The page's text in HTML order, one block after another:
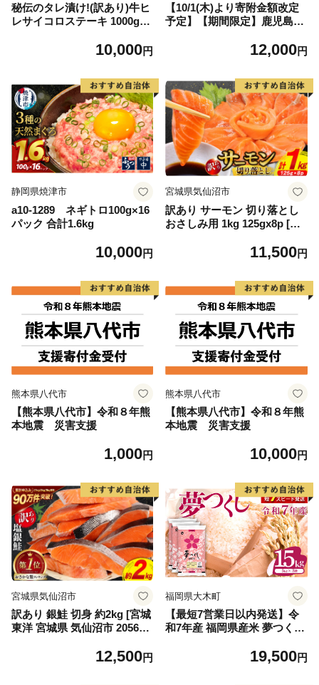
秘伝のタレ漬け!(訳あり)牛ヒ
レサイコロステーキ 1000g
10,000円
【10/1(木)より寄附金額改定
予定】【期間限定】鹿児島県
12,000円
静岡県焼津市
a10-1289 ネギトロ100g×16
パック 合計1.6kg
10,000円
宮城県気仙沼市
訳あり サーモン 切り落とし
おさしみ用 1kg 125gx8p [足
4313] 魚 魚介類 鮭 お刺し身
介
11,500円
熊本県八代市
【熊本県八代市】令和８年熊
本地震 災害支援
1,000円
熊本県八代市
【熊本県八代市】令和８年熊
本地震 災害支援
10,000円
宮城県気仙沼市
訳あり 銀鮭 切身 約2kg [宮城
東洋 宮城県 気仙沼市 205649
格外 不揃い さけ サケ 鮭切身
12,500円
福岡県大木町
【最短7営業日以内発送】令
和7年産 福岡県産米 夢つくし
19,500円